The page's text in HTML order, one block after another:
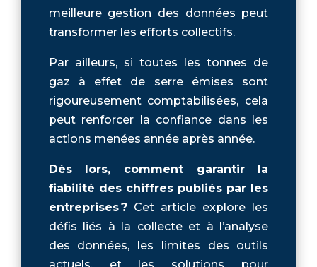
meilleure gestion des données peut
transformer les efforts collectifs.
Par ailleurs, si toutes les tonnes de
gaz à effet de serre émises sont
rigoureusement comptabilisées, cela
peut renforcer la confiance dans les
actions menées année après année.
Dès lors, comment garantir la
fiabilité des chiffres publiés par les
entreprises ?Cet article explore les
défis liés à la collecte et à l’analyse
des données, les limites des outils